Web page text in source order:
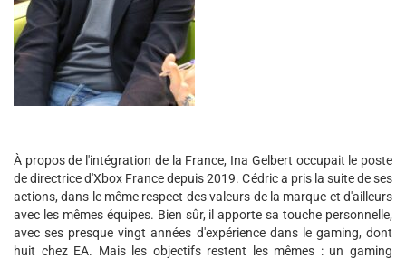
À propos de l'intégration de la France, Ina Gelbert occupait le poste
de directrice d'Xbox France depuis 2019. Cédric a pris la suite de ses
actions, dans le même respect des valeurs de la marque et d'ailleurs
avec les mêmes équipes. Bien sûr, il apporte sa touche personnelle,
avec ses presque vingt années d'expérience dans le gaming, dont
huit chez EA. Mais les objectifs restent les mêmes : un gaming